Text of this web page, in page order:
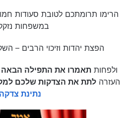
הרימו תרומתכם לטובת סעודות
במשפחות
הפצת יהדות וזיכוי הרבים –
ולפחותתאמרו את התפילה הבאה
העזרהלתת את הצדקות שלכם
נתינת צדקה